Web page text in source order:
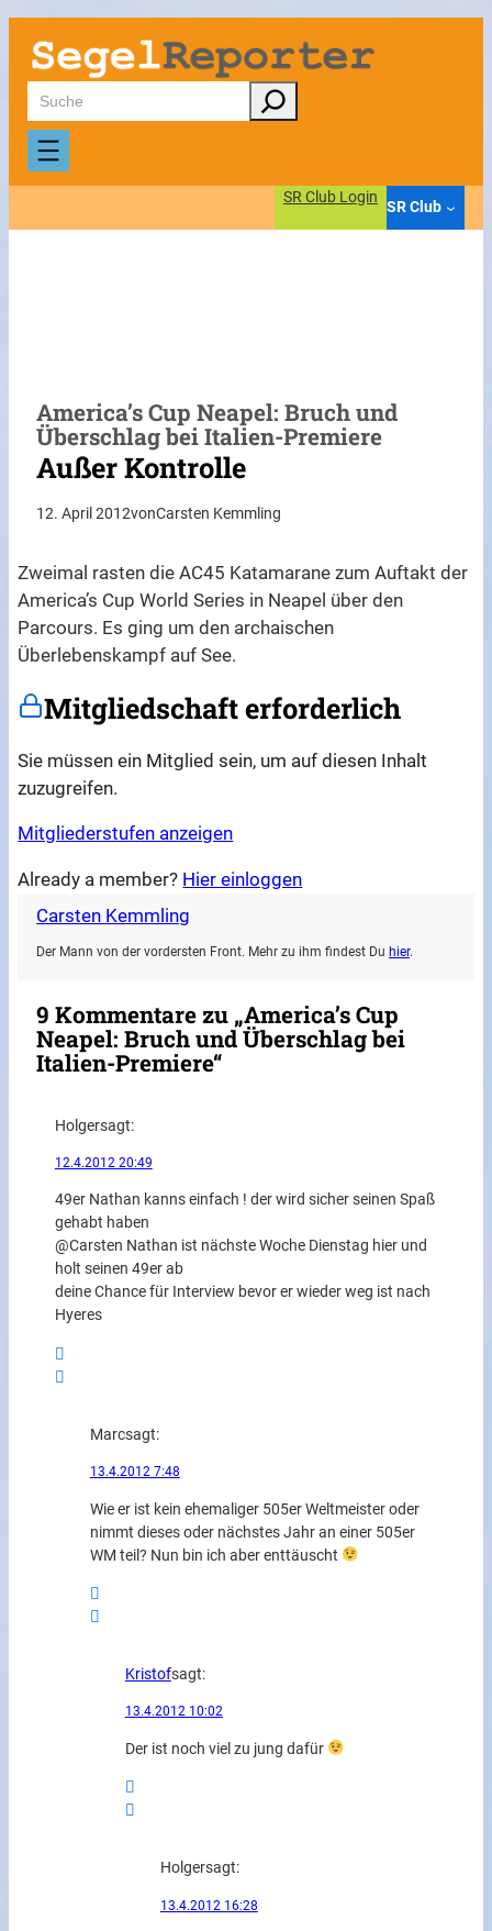
Zum
Inhalt
springen
Suchen
SR Club Login
SR Club
America’s Cup Neapel: Bruch und
Überschlag bei Italien-Premiere
Außer Kontrolle
12. April 2012vonCarsten Kemmling
Zweimal rasten die AC45 Katamarane zum Auftakt der
America’s Cup World Series in Neapel über den
Parcours. Es ging um den archaischen
Überlebenskampf auf See.
Mitgliedschaft erforderlich
Sie müssen ein Mitglied sein, um auf diesen Inhalt
zuzugreifen.
Mitgliederstufen anzeigen
Already a member? Hier einloggen
Carsten Kemmling
Der Mann von der vordersten Front. Mehr zu ihm findest Du hier.
9 Kommentare zu „America’s Cup
Neapel: Bruch und Überschlag bei
Italien-Premiere“
Holgersagt:
12.4.2012 20:49
49er Nathan kanns einfach ! der wird sicher seinen Spaß
gehabt haben
@Carsten Nathan ist nächste Woche Dienstag hier und
holt seinen 49er ab
deine Chance für Interview bevor er wieder weg ist nach
Hyeres
Marcsagt:
13.4.2012 7:48
Wie er ist kein ehemaliger 505er Weltmeister oder
nimmt dieses oder nächstes Jahr an einer 505er
WM teil? Nun bin ich aber enttäuscht
Kristofsagt:
13.4.2012 10:02
Der ist noch viel zu jung dafür
Holgersagt:
13.4.2012 16:28